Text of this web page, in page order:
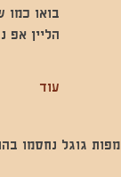
בואו כמו
הליין אפ
עוד
מפות גוגל נחסמו